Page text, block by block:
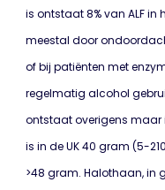
is ontstaat 8% van ALF
meestal door
of bij patiënten met
regelmatig alcohol
ontstaat overigens maar
is in de UK 40 gram (5-
>48 gram. Halothaan, in